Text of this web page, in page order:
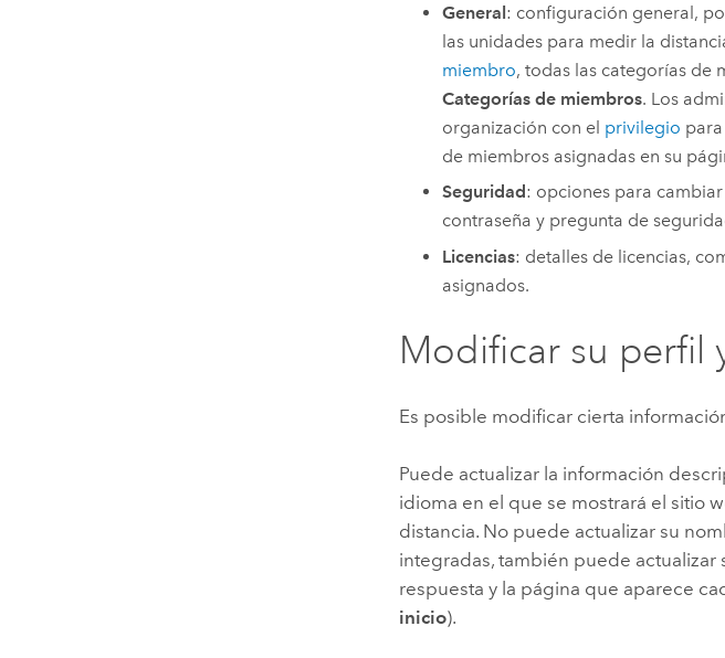
General: configuración general,
las unidades para medir la
miembro, todas las categorías de
Categorías de miembros. Los
organización con el privilegio
de miembros asignadas en su
Seguridad: opciones para
contraseña y pregunta de
Licencias: detalles de licencias,
asignados.
Modificar su perfil
Es posible modificar cierta
Puede actualizar la información
idioma en el que se mostrará el sitio
distancia. No puede actualizar su
integradas, también puede
respuesta y la página que aparece
inicio).